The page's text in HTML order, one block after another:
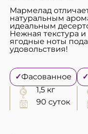
Мармелад
натуральным
идеальным
Нежная текстура
ягодные ноты
удовольствия!
✓Фасованное
1,5 кг
90 суток
✓